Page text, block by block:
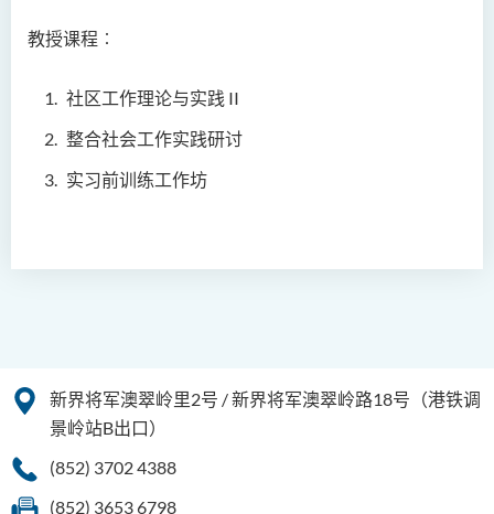
教授课程︰
社区工作理论与实践 II
整合社会工作实践研讨
实习前训练工作坊
廖国康先生
邱达民教授
Prof Simon CHAN Tak Mau
新界将军澳翠岭里2号 / 新界将军澳翠岭路18号（港铁调
景岭站B出口）
(852) 3702 4388
(852) 3653 6798